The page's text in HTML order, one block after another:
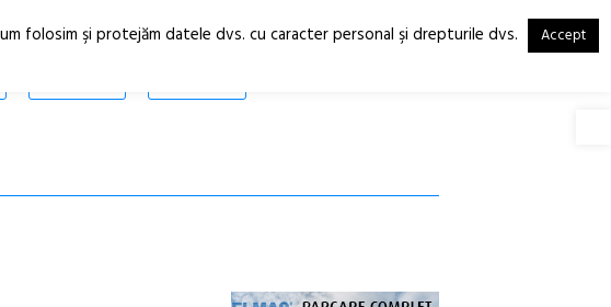
RO
EN
folosim şi protejăm datele dvs. cu caracter personal şi drepturile dvs. Accept